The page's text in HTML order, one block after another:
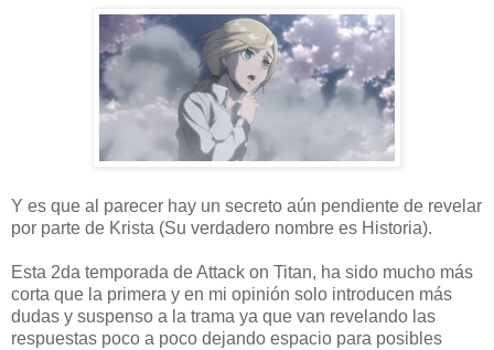
Y es que al parecer hay un secreto aún pendiente de revelar
por parte de Krista (Su verdadero nombre es Historia).
Esta 2da temporada de Attack on Titan, ha sido mucho más
corta que la primera y en mi opinión solo introducen más
dudas y suspenso a la trama ya que van revelando las
respuestas poco a poco dejando espacio para posibles